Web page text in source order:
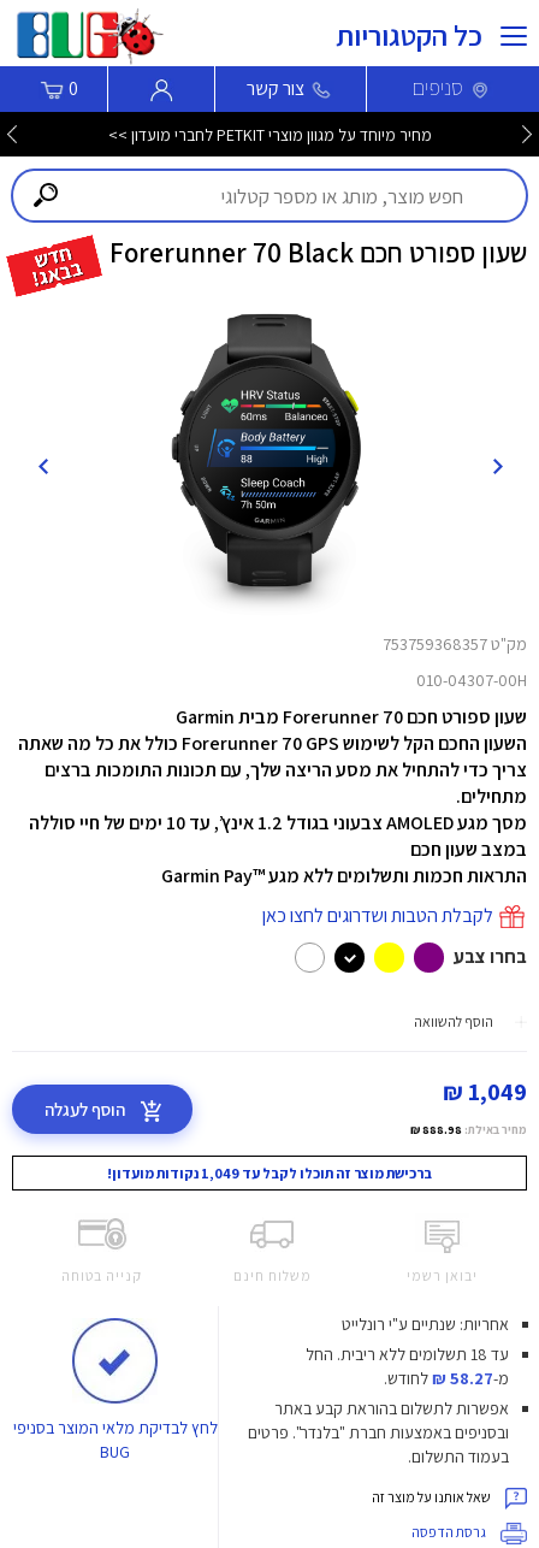
כל הקטגוריות
סניפים צור קשר 0
מחיר מיוחד על מגוון מוצרי PETKIT לחברי מועדון >>
שעון ספורט חכם Forerunner 70 Black
מק"ט 753759368357
010-04307-00H
שעון ספורט חכם Forerunner 70 מבית Garmin
השעון החכם הקל לשימוש Forerunner 70 GPS כולל את כל מה שאתה
צריך כדי להתחיל את מסע הריצה שלך, עם תכונות התומכות ברצים
מתחילים.
מסך מגע AMOLED צבעוני בגודל 1.2 אינץ’, עד 10 ימים של חיי סוללה
במצב שעון חכם
התראות חכמות ותשלומים ללא מגע ™Garmin Pay
לקבלת הטבות ושדרוגים לחצו כאן
בחרו צבע
הוסף להשוואה
1,049 ₪
מחיר באילת: 888.98 ₪
הוסף לעגלה
ברכישת מוצר זה תוכלו לקבל עד 1,049 נקודות מועדון!
יבואן רשמי משלוח חינם קנייה בטוחה
אחריות: שנתיים ע"י רונלייט
עד 18 תשלומים ללא ריבית.
החל
מ-58.27 ₪
לחודש.
אפשרות לתשלום בהוראת קבע באתר
ובסניפים באמצעות חברת "בלנדר". פרטים
בעמוד התשלום.
שאל אותנו על מוצר זה
גרסת הדפסה
לחץלבדיקת מלאי המוצר בסניפי
BUG